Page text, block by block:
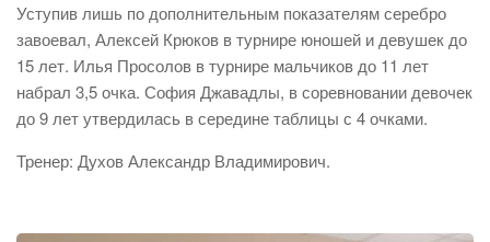
Уступив лишь по дополнительным показателям серебро
завоевал, Алексей Крюков в турнире юношей и девушек до
15 лет. Илья Просолов в турнире мальчиков до 11 лет
набрал 3,5 очка. София Джавадлы, в соревновании девочек
до 9 лет утвердилась в середине таблицы с 4 очками.
Тренер: Духов Александр Владимирович.